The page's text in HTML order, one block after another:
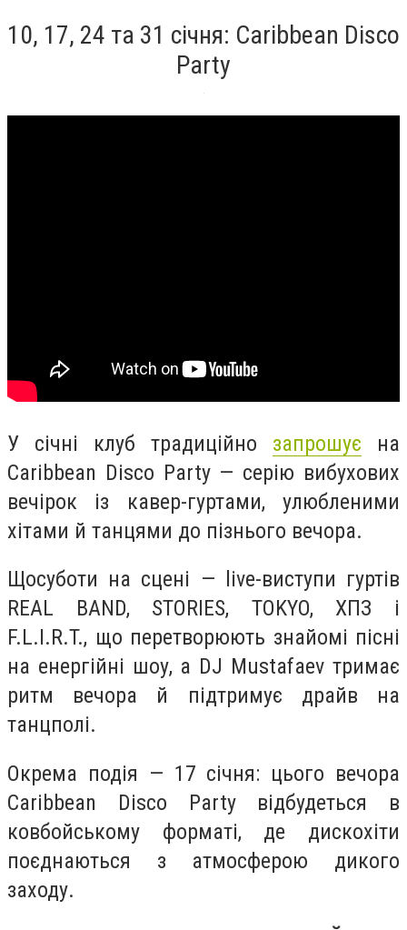
10, 17, 24 та 31 січня: Caribbean Disco
Party
У січні клуб традиційно запрошує на
Caribbean Disco Party — серію вибухових
вечірок із кавер-гуртами, улюбленими
хітами й танцями до пізнього вечора.
Щосуботи на сцені — live-виступи гуртів
REAL BAND, STORIES, TOKYO, ХПЗ і
F.L.I.R.T., що перетворюють знайомі пісні
на енергійні шоу, а DJ Mustafaev тримає
ритм вечора й підтримує драйв на
танцполі.
Окрема подія — 17 січня: цього вечора
Caribbean Disco Party відбудеться в
ковбойському форматі, де дискохіти
поєднаються з атмосферою дикого
заходу.